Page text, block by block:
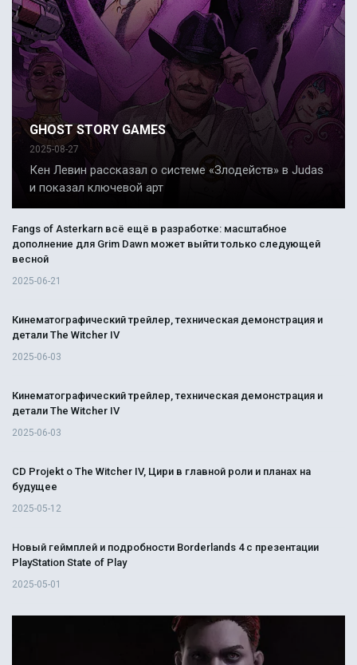
GHOST STORY GAMES
2025-08-27
Кен Левин рассказал о системе «Злодейств» в Judas
и показал ключевой арт
Fangs of Asterkarn всё ещё в разработке: масштабное
дополнение для Grim Dawn может выйти только следующей
весной
2025-06-21
Кинематографический трейлер, техническая демонстрация и
детали The Witcher IV
2025-06-03
Кинематографический трейлер, техническая демонстрация и
детали The Witcher IV
2025-06-03
CD Projekt о The Witcher IV, Цири в главной роли и планах на
будущее
2025-05-12
Новый геймплей и подробности Borderlands 4 с презентации
PlayStation State of Play
2025-05-01